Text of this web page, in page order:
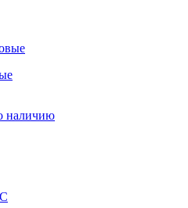
наличию